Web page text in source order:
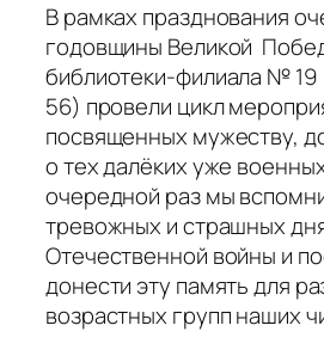
В рамках празднования
годовщины Великой
библиотеки-филиала № 19
56) провели цикл
посвященных мужеству,
о тех далёких уже
очередной раз мы
тревожных и страшных
Отечественной войны и
донести эту память для
возрастных групп наших